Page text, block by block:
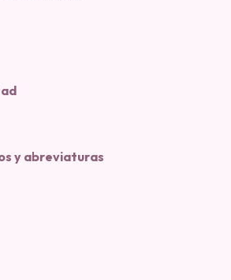
y abreviaturas